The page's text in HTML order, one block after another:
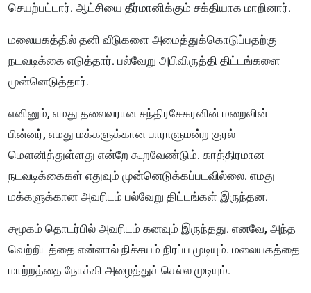
செயற்பட்டார். ஆட்சியை தீர்மானிக்கும் சக்தியாக மாறினார்.
மலையகத்தில் தனி வீடுகளை அமைத்துக்கொடுப்பதற்கு
நடவடிக்கை எடுத்தார். பல்வேறு அபிவிருத்தி திட்டங்களை
முன்னெடுத்தார்.
எனினும், எமது தலைவரான சந்திரசேகரனின் மறைவின்
பின்னர், எமது மக்களுக்கான பாராளுமன்ற குரல்
மௌனித்துள்ளது என்றே கூறவேண்டும். காத்திரமான
நடவடிக்கைகள் எதுவும் முன்னெடுக்கப்படவில்லை. எமது
மக்களுக்கான அவரிடம் பல்வேறு திட்டங்கள் இருந்தன.
சமூகம் தொடர்பில் அவரிடம் கனவும் இருந்தது. எனவே, அந்த
வெற்றிடத்தை என்னால் நிச்சயம் நிரப்ப முடியும். மலையகத்தை
மாற்றத்தை நோக்கி அழைத்துச் செல்ல முடியும்.